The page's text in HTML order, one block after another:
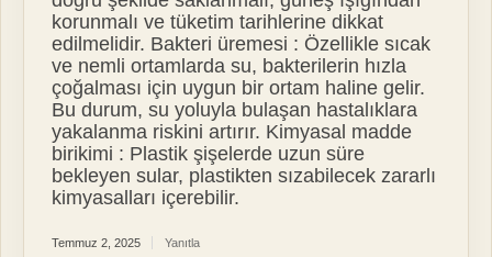
korunmalı ve tüketim tarihlerine dikkat
edilmelidir. Bakteri üremesi : Özellikle sıcak
ve nemli ortamlarda su, bakterilerin hızla
çoğalması için uygun bir ortam haline gelir.
Bu durum, su yoluyla bulaşan hastalıklara
yakalanma riskini artırır. Kimyasal madde
birikimi : Plastik şişelerde uzun süre
bekleyen sular, plastikten sızabilecek zararlı
kimyasalları içerebilir.
Temmuz 2, 2025 Yanıtla